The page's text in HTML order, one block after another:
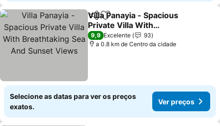
PartilharAdicionar aos favoritos
Villa Panayia - Spacious
Private Villa With
Breathtaking Sea And
Sunset Views
9,9 Excelente
93
a 0.8 km de Centro da cidade
Selecione as datas para ver os preços
exatos.
Ver preços